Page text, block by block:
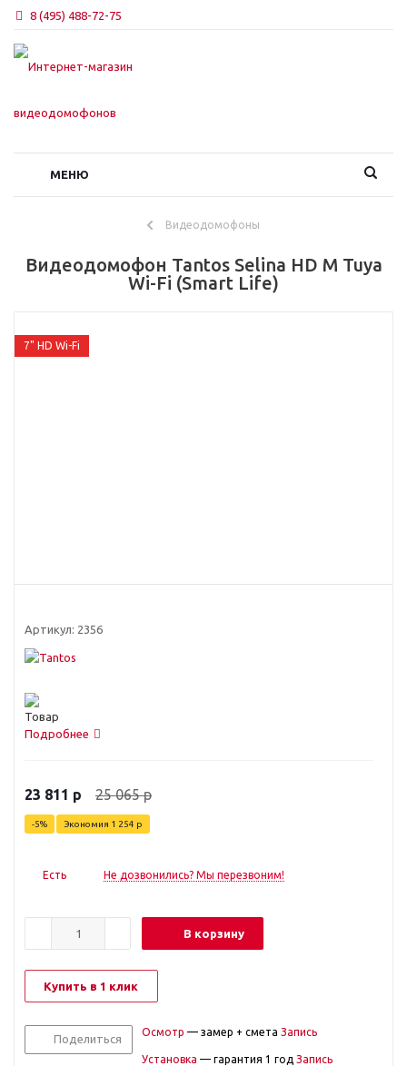
8 (495) 488-72-75
МЕНЮ
Видеодомофоны
Видеодомофон Tantos Selina HD M Tuya
Wi-Fi (Smart Life)
7" HD Wi-Fi
Артикул: 2356
Подробнее
23 811 р 25 065р
-5% Экономия 1 254 р
Есть Не дозвонились? Мы перезвоним!
В корзину
Купить в 1 клик
Поделиться
Осмотр — замер + смета Запись
Установка — гарантия 1 год Запись